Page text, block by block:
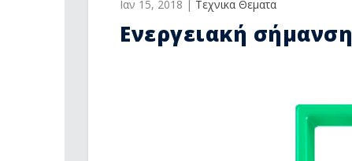
Ενεργειακή σήμανση
Ιαν 15, 2018 | Τεχνικα Θεματα